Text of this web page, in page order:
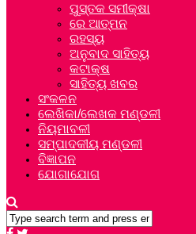
ପୁସ୍ତକ ସମୀକ୍ଷା
ରେ ଆତ୍ମନ
ରହସ୍ୟ
ଅନୁବାଦ ସାହିତ୍ୟ
କଟାକ୍ଷ
ସାହିତ୍ୟ ଖବର
ସଂକଳନ
ଲେଖିକା/ଲେଖକ ମଣ୍ଡଳୀ
ନିୟମାବଳୀ
ସମ୍ପାଦକୀୟ ମଣ୍ଡଳୀ
ବିଜ୍ଞାପନ
ଯୋଗାଯୋଗ